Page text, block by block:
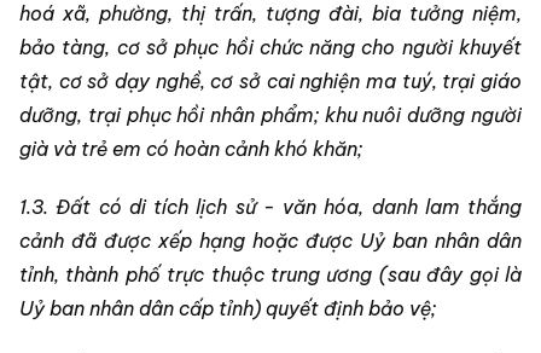
hoá xã, phường, thị trấn, tượng đài, bia tưởng niệm,
bảo tàng, cơ sở phục hồi chức năng cho người khuyết
tật, cơ sở dạy nghề, cơ sở cai nghiện ma tuý, trại giáo
dưỡng, trại phục hồi nhân phẩm; khu nuôi dưỡng người
già và trẻ em có hoàn cảnh khó khăn;
1.3. Đất có di tích lịch sử - văn hóa, danh lam thắng
cảnh đã được xếp hạng hoặc được Uỷ ban nhân dân
tỉnh, thành phố trực thuộc trung ương (sau đây gọi là
Uỷ ban nhân dân cấp tỉnh) quyết định bảo vệ;